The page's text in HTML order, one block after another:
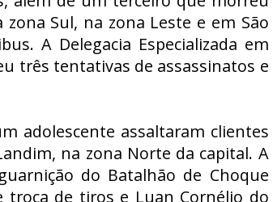
Sul, na zona Leste e em São
A Delegacia Especializada em
três tentativas de assassinatos e
adolescente assaltaram clientes
na zona Norte da capital. A
do Batalhão de Choque
troca de tiros e Luan Cornélio do